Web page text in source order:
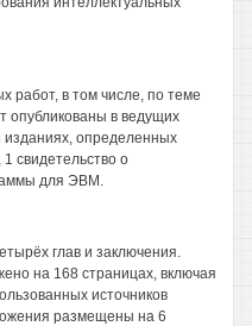
работ, в том числе, по теме
опубликованы в ведущих
определенных
свидетельство о
для ЭВМ.
глав и заключения.
на 168 страницах, включая
источников
размещены на 6